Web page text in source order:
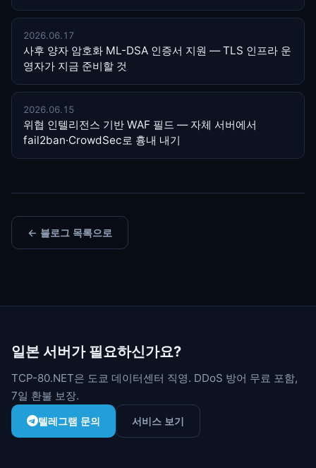
2026.06.17
사후 양자 암호화 ML-DSA 인증서 지원 — TLS 인프라 운
영자가 지금 준비할 것
2026.06.15
위협 인텔리전스 기반 WAF 필드 — 자체 서버에서
fail2ban·CrowdSec로 흉내 내기
← 블로그 목록으로
일본 서버가 필요하신가요?
TCP-80.NET은 도쿄 데이터센터 직영. DDoS 방어 무료 포함,
7일 환불 보장.
텔레그램 문의 서비스 보기